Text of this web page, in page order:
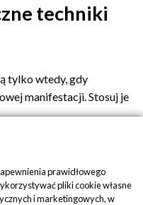
techniki
tylko wtedy, gdy
manifestacji. Stosuj je
celu w formie
„Doświadczam”).
prawidłowego
pliki cookie własne
i marketingowych, w